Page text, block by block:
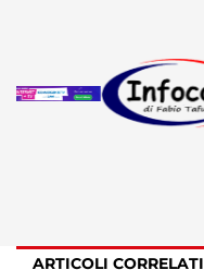
ARTICOLI CORRELATI